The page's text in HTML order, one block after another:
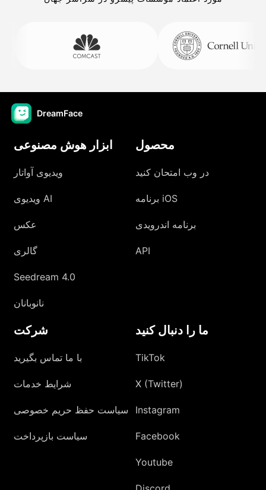
DreamFace
ابزار هوش مصنوعی
ویدیوی آواتار
ویدیوی AI
عکس
گالری
Seedream 4.0
نانوبانان
محصول
در وب امتحان کنید
برنامه iOS
برنامه اندرویدی
API
شرکت
با ما تماس بگیرید
شرایط خدمات
سیاست حفظ حریم خصوصی
سیاست بازپرداخت
ما را دنبال کنید
TikTok
X (Twitter)
Instagram
Facebook
Youtube